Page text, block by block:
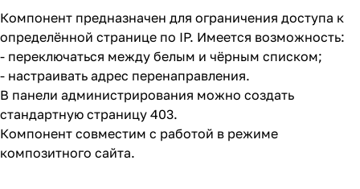
Компонент предназначен для ограничения доступа к
определённой странице по IP. Имеется возможность:
- переключаться между белым и чёрным списком;
- настраивать адрес перенаправления.
В панели администрирования можно создать
стандартную страницу 403.
Компонент совместим с работой в режиме
композитного сайта.